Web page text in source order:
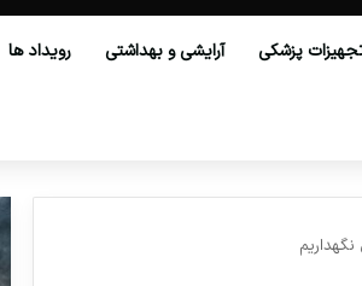
پزشکی آرایشی و بهداشتی رویداد ها